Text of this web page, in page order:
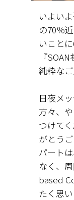
いよい
の70％
いこと
『
純粋な
日夜メ
方々、
つけて
がとう
パート
なく、
based
たく思い